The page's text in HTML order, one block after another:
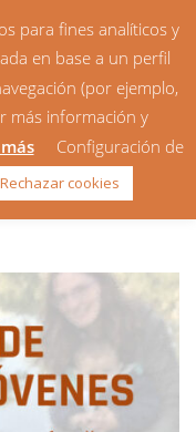
en línea
para fines analíticos y
en base a un perfil
(por ejemplo,
más información y
Configuración de
Rechazar cookies